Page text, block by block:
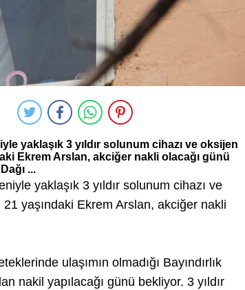
yaklaşık 3 yıldır solunum cihazı ve oksijen
Ekrem Arslan, akciğer nakli olacağı günü
...
yaklaşık 3 yıldır solunum cihazı ve
yaşındaki Ekrem Arslan, akciğer nakli
ulaşımın olmadığı Bayındırlık
nakil yapılacağı günü bekliyor. 3 yıldır